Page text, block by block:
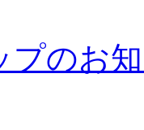
プのお